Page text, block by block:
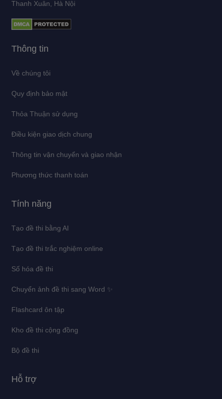
Thanh Xuân, Hà Nội
Thông tin
Về chúng tôi
Quy định bảo mật
Thỏa Thuận sử dụng
Điều kiện giao dịch chung
Thông tin vận chuyển và giao nhận
Phương thức thanh toán
Tính năng
Tạo đề thi bằng AI
Tạo đề thi trắc nghiệm online
Số hóa đề thi
Chuyển ảnh đề thi sang Word ✨
Flashcard ôn tập
Kho đề thi cộng đồng
Bộ đề thi
Hỗ trợ